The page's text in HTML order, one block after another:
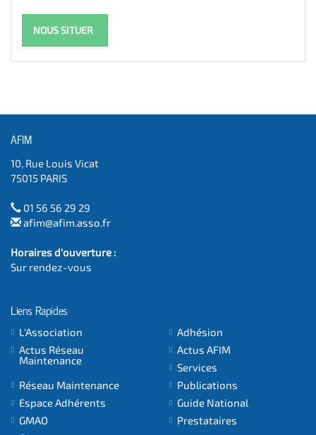
NOUS SITUER
AFIM
10, Rue Louis Vicat
75015 PARIS
01 56 56 29 29
afim@afim.asso.fr
Horaires d'ouverture :
Sur rendez-vous
Liens Rapides
L'Association
Adhésion
Actus Réseau
Maintenance
Actus AFIM
Services
Réseau Maintenance
Publications
Espace Adhérents
Guide National
GMAO
Prestataires